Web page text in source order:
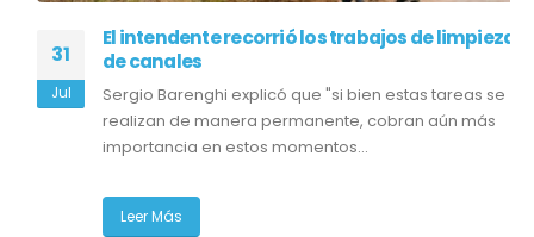
31
Jul
El intendente recorrió los trabajos de limpieza
de canales
Sergio Barenghi explicó que "si bien estas tareas se
realizan de manera permanente, cobran aún más
importancia en estos momentos...
Leer Más